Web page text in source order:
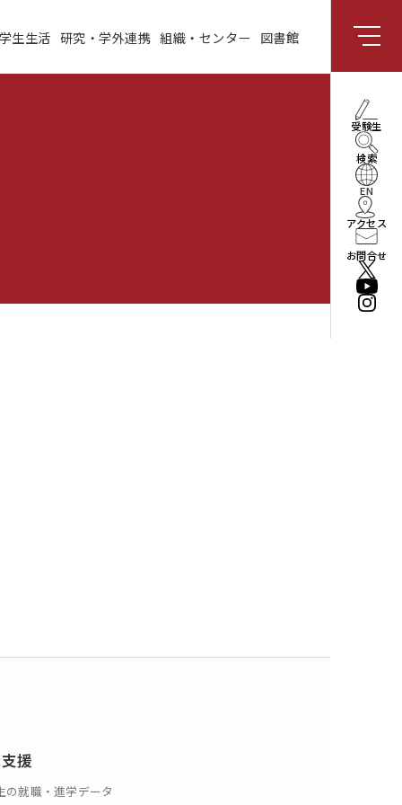
学生生活 研究・学外連携 組織・センター 図書館
受験生
検索
EN
アクセス
お問合せ
援
の就職・進学データ